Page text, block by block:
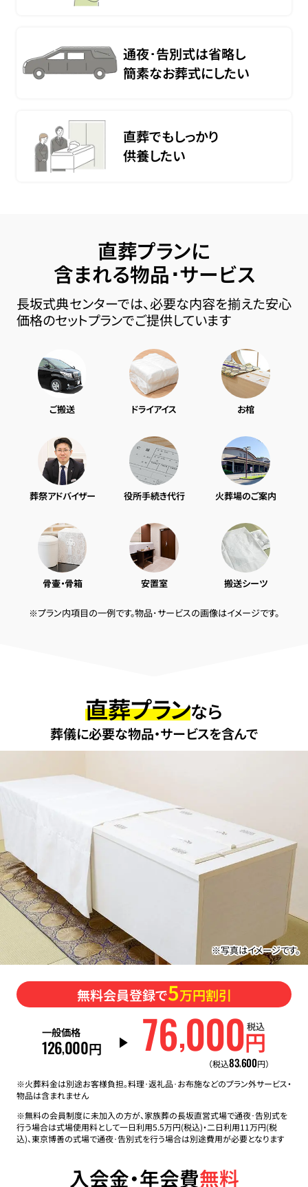
通夜･告別式は省略し
簡素なお葬式にしたい
直葬でもしっかり
供養したい
直葬プランに
含まれる物品･サービス
長坂式典センターでは、必要な内容を揃えた安心
価格のセットプランでご提供しています
ご搬送 ドライアイス お棺
葬祭アドバイザー 役所手続き代行 火葬場のご案内
骨壷・骨箱 安置室 搬送シーツ
※プラン内項目の一例です。物品･サービスの画像はイメージです。
直葬プランなら
葬儀に必要な物品・サービスを含んで
※写真はイメージです。
無料会員登録で5万円割引
一般価格
126,000円 76,000円
税込
（税込83,600円）
※火葬料金は別途お客様負担。料理･返礼品･お布施などのプラン外サービス・
物品は含まれません
※無料の会員制度に未加入の方が、家族葬の長坂直営式場で通夜･告別式を
行う場合は式場使用料として一日利用5.5万円(税込)・二日利用11万円(税
込)、東京博善の式場で通夜･告別式を行う場合は別途費用が必要となります
入会金・年会費無料